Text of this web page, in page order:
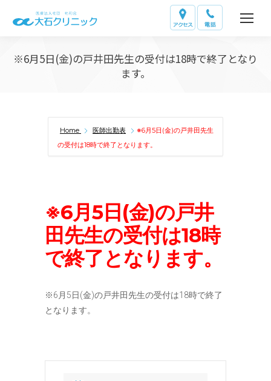
※6月5日(金)の戸井田先生の受付は18時で終了となり
ます。
Home 医師出勤表
※6月5日(金)の戸井田先生
の受付は18時で終了となります。
※6月5日(金)の戸井
田先生の受付は18時
で終了となります。
※6月5日(金)の戸井田先生の受付は18時で終了
となります。